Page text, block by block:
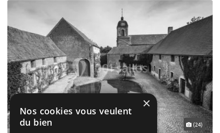
(24)
×
Nos cookies vous veulent
du bien